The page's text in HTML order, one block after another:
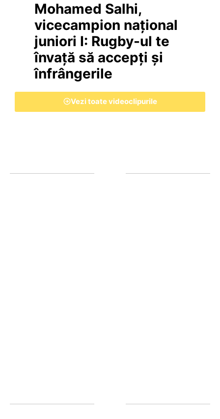
Mohamed Salhi,
vicecampion național
juniori I: Rugby-ul te
învață să accepți și
înfrângerile
Vezi toate videoclipurile